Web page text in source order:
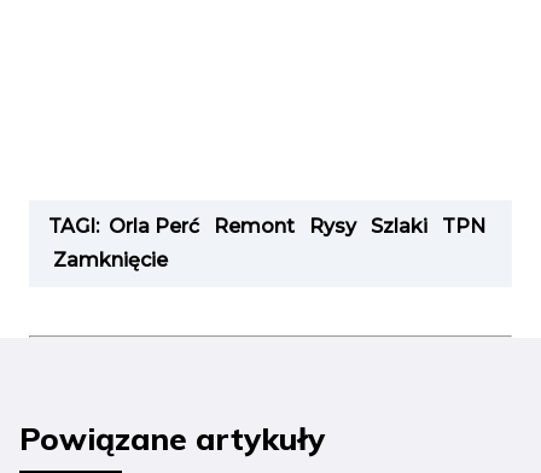
TAGI: Orla Perć Remont Rysy Szlaki
TPN
Zamknięcie
Powiązane artykuły